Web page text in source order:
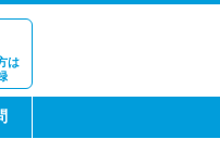
は